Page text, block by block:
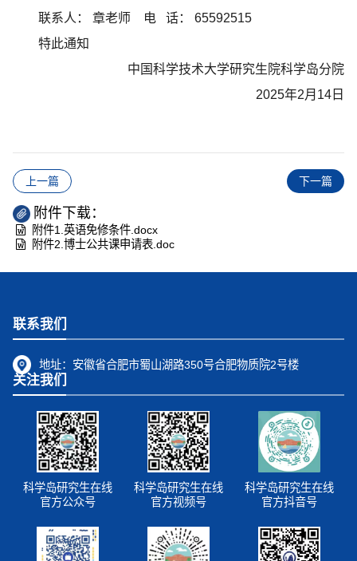
联系人： 章老师
电 话： 65592515
特此通知
中国科学技术大学研究生院科学岛分院
2025年2月14日
上一篇 下一篇
附件下载：
附件1.英语免修条件.docx
附件2.博士公共课申请表.doc
联系我们
地址： 安徽省合肥市蜀山湖路350号合肥物质院2号楼
关注我们
科学岛研究生在线
官方公众号
科学岛研究生在线
官方视频号
科学岛研究生在线
官方抖音号